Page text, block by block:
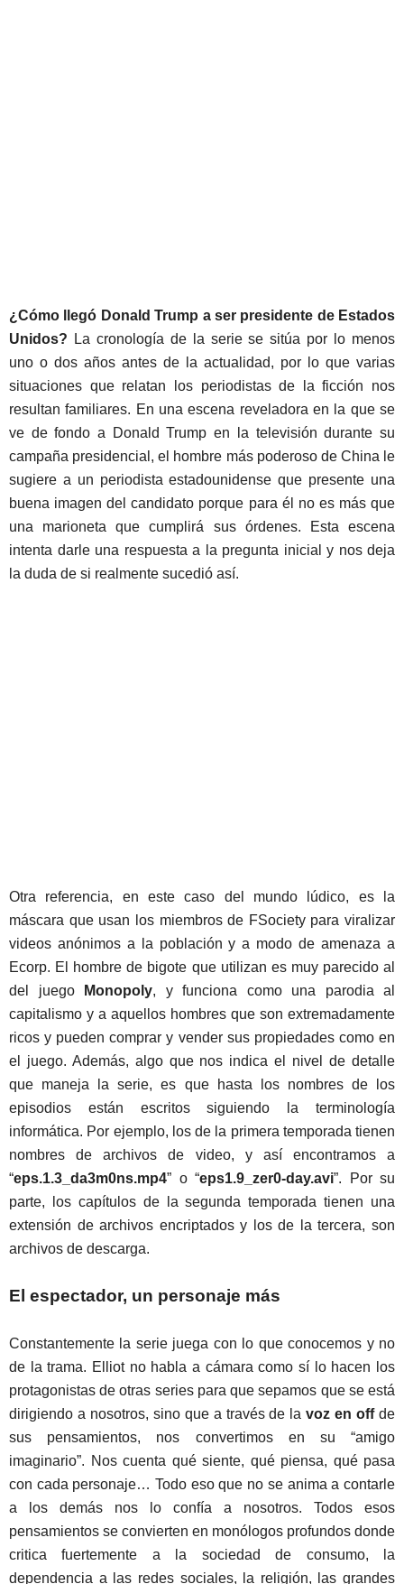
¿Cómo llegó Donald Trump a ser presidente de Estados
Unidos? La cronología de la serie se sitúa por lo menos
uno o dos años antes de la actualidad, por lo que varias
situaciones que relatan los periodistas de la ficción nos
resultan familiares. En una escena reveladora en la que se
ve de fondo a Donald Trump en la televisión durante su
campaña presidencial, el hombre más poderoso de China le
sugiere a un periodista estadounidense que presente una
buena imagen del candidato porque para él no es más que
una marioneta que cumplirá sus órdenes. Esta escena
intenta darle una respuesta a la pregunta inicial y nos deja
la duda de si realmente sucedió así.
Otra referencia, en este caso del mundo lúdico, es la
máscara que usan los miembros de FSociety para viralizar
videos anónimos a la población y a modo de amenaza a
Ecorp. El hombre de bigote que utilizan es muy parecido al
del juego
Monopoly, y funciona como una parodia al
capitalismo y a aquellos hombres que son extremadamente
ricos y pueden comprar y vender sus propiedades como en
el juego. Además, algo que nos indica el nivel de detalle
que maneja la serie, es que hasta los nombres de los
episodios están escritos siguiendo la terminología
informática. Por ejemplo, los de la primera temporada tienen
nombres de archivos de video, y así encontramos a
“eps.1.3_da3m0ns.mp4” o “eps1.9_zer0-day.avi”. Por su
parte, los capítulos de la segunda temporada tienen una
extensión de archivos encriptados y los de la tercera, son
archivos de descarga.
El espectador, un personaje más
Constantemente la serie juega con lo que conocemos y no
de la trama. Elliot no habla a cámara como sí lo hacen los
protagonistas de otras series para que sepamos que se está
dirigiendo a nosotros, sino que a través de lavoz en offde
sus pensamientos, nos convertimos en su “amigo
imaginario”. Nos cuenta qué siente, qué piensa, qué pasa
con cada personaje… Todo eso que no se anima a contarle
a los demás nos lo confía a nosotros. Todos esos
pensamientos se convierten en monólogos profundos donde
critica fuertemente a la sociedad de consumo, la
dependencia a las redes sociales, la religión, las grandes